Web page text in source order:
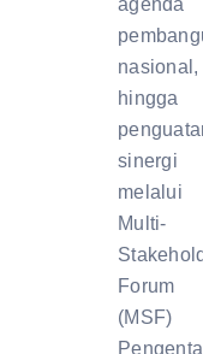
agenda
nasional,
hingga
sinergi
melalui
Multi-
Forum
(MSF)